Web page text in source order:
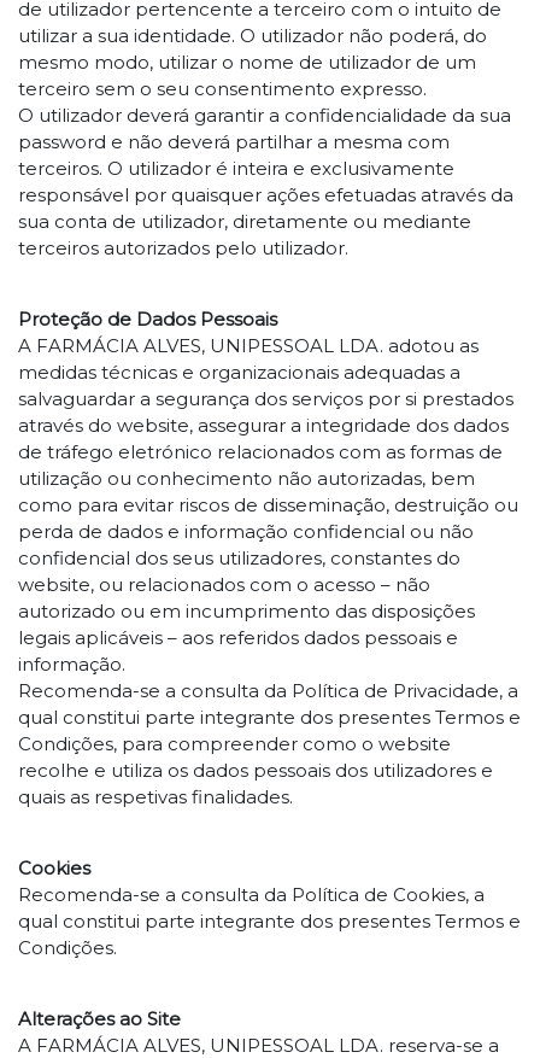
de utilizador pertencente a terceiro com o intuito de
utilizar a sua identidade. O utilizador não poderá, do
mesmo modo, utilizar o nome de utilizador de um
terceiro sem o seu consentimento expresso.
O utilizador deverá garantir a confidencialidade da sua
password e não deverá partilhar a mesma com
terceiros. O utilizador é inteira e exclusivamente
responsável por quaisquer ações efetuadas através da
sua conta de utilizador, diretamente ou mediante
terceiros autorizados pelo utilizador.
Proteção de Dados Pessoais
A FARMÁCIA ALVES, UNIPESSOAL LDA. adotou as
medidas técnicas e organizacionais adequadas a
salvaguardar a segurança dos serviços por si prestados
através do website, assegurar a integridade dos dados
de tráfego eletrónico relacionados com as formas de
utilização ou conhecimento não autorizadas, bem
como para evitar riscos de disseminação, destruição ou
perda de dados e informação confidencial ou não
confidencial dos seus utilizadores, constantes do
website, ou relacionados com o acesso – não
autorizado ou em incumprimento das disposições
legais aplicáveis – aos referidos dados pessoais e
informação.
Recomenda-se a consulta da Política de Privacidade, a
qual constitui parte integrante dos presentes Termos e
Condições, para compreender como o website
recolhe e utiliza os dados pessoais dos utilizadores e
quais as respetivas finalidades.
Cookies
Recomenda-se a consulta da Política de Cookies, a
qual constitui parte integrante dos presentes Termos e
Condições.
Alterações ao Site
A FARMÁCIA ALVES, UNIPESSOAL LDA. reserva-se a